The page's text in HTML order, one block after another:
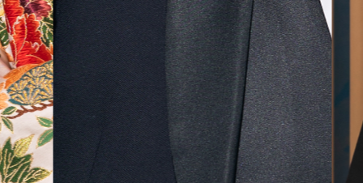
無料相談予約
来店・オンライン
に入
最後
た！